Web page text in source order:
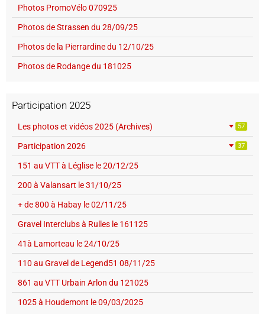
Photos PromoVélo 070925
Photos de Strassen du 28/09/25
Photos de la Pierrardine du 12/10/25
Photos de Rodange du 181025
Participation 2025
Les photos et vidéos 2025 (Archives) 57
Participation 2026 37
151 au VTT à Léglise le 20/12/25
200 à Valansart le 31/10/25
+ de 800 à Habay le 02/11/25
Gravel Interclubs à Rulles le 161125
41à Lamorteau le 24/10/25
110 au Gravel de Legend51 08/11/25
861 au VTT Urbain Arlon du 121025
1025 à Houdemont le 09/03/2025